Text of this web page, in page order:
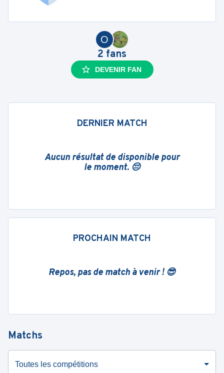
O
2 fans
DEVENIR FAN
DERNIER MATCH
Aucun résultat de disponible pour
le moment. 😔
PROCHAIN MATCH
Repos, pas de match à venir ! 😎
Matchs
Toutes les compétitions